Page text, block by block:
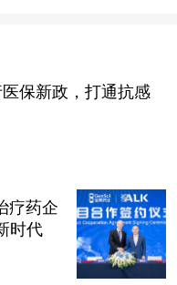
保新政，打通抗感
疗药企
时代